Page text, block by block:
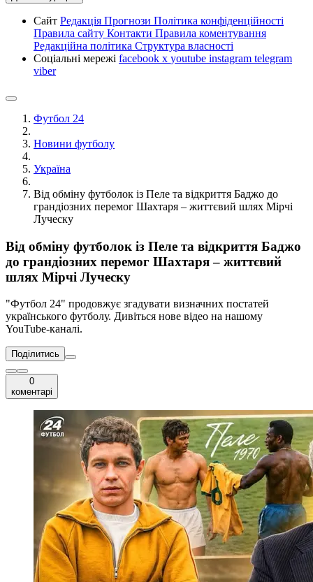
Сайт Редакція Прогнози Політика конфіденційності
Правила сайту Контакти Правила коментування
Редакційна політика Структура власності
Соціальні мережі facebook x youtube instagram telegram
viber
Футбол 24
Новини футболу
Україна
Від обміну футболок із Пеле та відкриття Баджо до
грандіозних перемог Шахтаря – життєвий шлях Мірчі
Луческу
Від обміну футболок із Пеле та відкриття Баджо
до грандіозних перемог Шахтаря – життєвий
шлях Мірчі Луческу
"Футбол 24" продовжує згадувати визначних постатей
українського футболу. Дивіться нове відео на нашому
YouTube-каналі.
Поділитись
0
коментарі